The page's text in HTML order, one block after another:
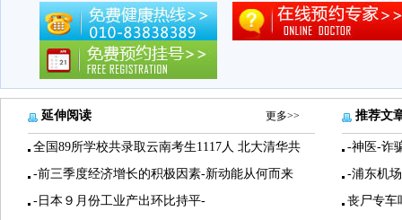
延伸阅读 更多>>
全国89所学校共录取云南考生1117人 北大清华共
-前三季度经济增长的积极因素-新动能从何而来
-日本９月份工业产出环比持平-
推荐文
-神医-诈
-浦东机
丧尸专车